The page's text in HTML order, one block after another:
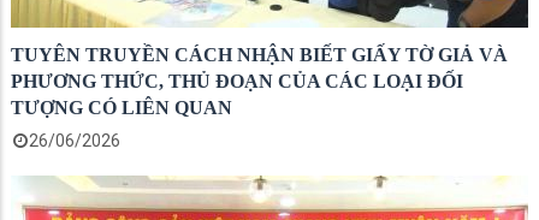
TUYÊN TRUYỀN CÁCH NHẬN BIẾT GIẤY TỜ GIẢ VÀ
PHƯƠNG THỨC, THỦ ĐOẠN CỦA CÁC LOẠI ĐỐI
TƯỢNG CÓ LIÊN QUAN
26/06/2026